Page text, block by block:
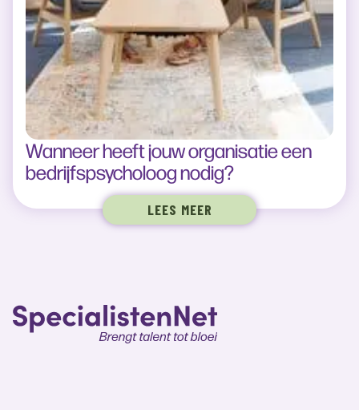
Wanneer heeft jouw organisatie een
bedrijfspsycholoog nodig?
LEES MEER